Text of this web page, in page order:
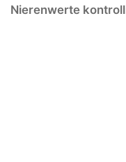
Nierenwerte